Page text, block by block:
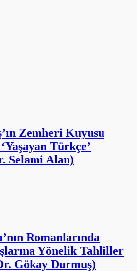
Zemheri Kuyusu
Türkçe’
Selami Alan)
Romanlarında
Yönelik Tahliller
Gökay Durmuş)